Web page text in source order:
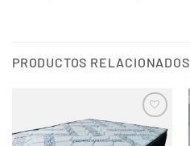
PRODUCTOS RELACIONADOS